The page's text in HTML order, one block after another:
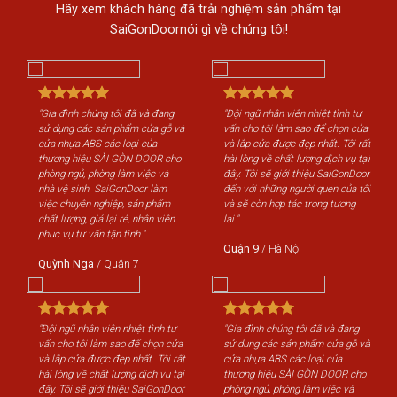
Hãy xem khách hàng đã trải nghiệm sản phẩm tại
SaiGonDoornói gì về chúng tôi!
"Gia đình chúng tôi đã và đang
sử dụng các sản phẩm cửa gỗ và
cửa nhựa ABS các loại của
thương hiệu SÀI GÒN DOOR cho
phòng ngủ, phòng làm việc và
nhà vệ sinh. SaiGonDoor làm
việc chuyên nghiệp, sản phẩm
chất lượng, giá lại rẻ, nhân viên
phục vụ tư vấn tận tình."
Quỳnh Nga / Quận 7
"Đội ngũ nhân viên nhiệt tình tư
vấn cho tôi làm sao để chọn cửa
và lắp cửa được đẹp nhất. Tôi rất
hài lòng về chất lượng dịch vụ tại
đây. Tôi sẽ giới thiệu SaiGonDoor
đến với những người quen của tôi
và sẽ còn hợp tác trong tương
lai."
Quận 9 / Hà Nội
"Đội ngũ nhân viên nhiệt tình tư
vấn cho tôi làm sao để chọn cửa
và lắp cửa được đẹp nhất. Tôi rất
hài lòng về chất lượng dịch vụ tại
đây. Tôi sẽ giới thiệu SaiGonDoor
"Gia đình chúng tôi đã và đang
sử dụng các sản phẩm cửa gỗ và
cửa nhựa ABS các loại của
thương hiệu SÀI GÒN DOOR cho
phòng ngủ, phòng làm việc và